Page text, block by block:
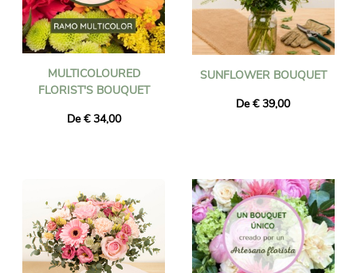
para uma entrega de flores bem-sucedida!
MULTICOLOURED
FLORIST'S BOUQUET
De € 34,00
SUNFLOWER BOUQUET
De € 39,00